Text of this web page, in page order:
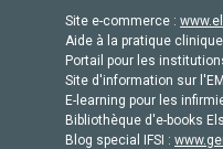
Site e-commerce :
Aide à la pratique
Portail pour les
Site d'information sur
E-learning pour les
Bibliothèque d'e-books
Blog special IFSI :